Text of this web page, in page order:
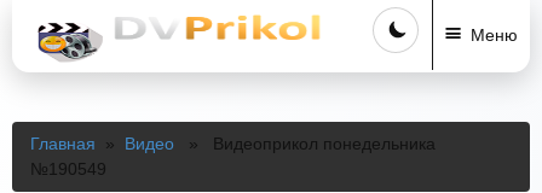
Меню
Главная » Видео » Видеоприкол понедельника
№190549